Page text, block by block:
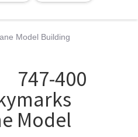
Model Building
747-400
Model